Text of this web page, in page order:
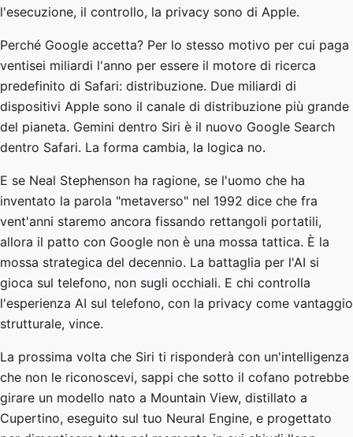
l'esecuzione, il controllo, la privacy sono di Apple.
Perché Google accetta? Per lo stesso motivo per cui paga
ventisei miliardi l'anno per essere il motore di ricerca
predefinito di Safari: distribuzione. Due miliardi di
dispositivi Apple sono il canale di distribuzione più grande
del pianeta. Gemini dentro Siri è il nuovo Google Search
dentro Safari. La forma cambia, la logica no.
E se Neal Stephenson ha ragione, se l'uomo che ha
inventato la parola "metaverso" nel 1992 dice che fra
vent'anni staremo ancora fissando rettangoli portatili,
allora il patto con Google non è una mossa tattica. È la
mossa strategica del decennio. La battaglia per l'AI si
gioca sul telefono, non sugli occhiali. E chi controlla
l'esperienza AI sul telefono, con la privacy come vantaggio
strutturale, vince.
La prossima volta che Siri ti risponderà con un'intelligenza
che non le riconoscevi, sappi che sotto il cofano potrebbe
girare un modello nato a Mountain View, distillato a
Cupertino, eseguito sul tuo Neural Engine, e progettato